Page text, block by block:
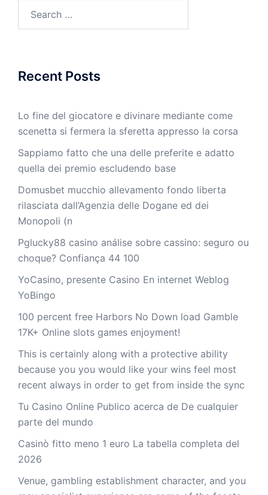
Recent Posts
Lo fine del giocatore e divinare mediante come
scenetta si fermera la sferetta appresso la corsa
Sappiamo fatto che una delle preferite e adatto
quella dei premio escludendo base
Domusbet mucchio allevamento fondo liberta
rilasciata dall’Agenzia delle Dogane ed dei
Monopoli (n
Pglucky88 casino análise sobre cassino: seguro ou
choque? Confiança 44 100
YoCasino, presente Casino En internet Weblog
YoBingo
100 percent free Harbors No Down load Gamble
17K+ Online slots games enjoyment!
This is certainly along with a protective ability
because you you would like your wins feel most
recent always in order to get from inside the sync
Tu Casino Online Publico acerca de De cualquier
parte del mundo
Casinò fitto meno 1 euro La tabella completa del
2026
Venue, gambling establishment character, and you